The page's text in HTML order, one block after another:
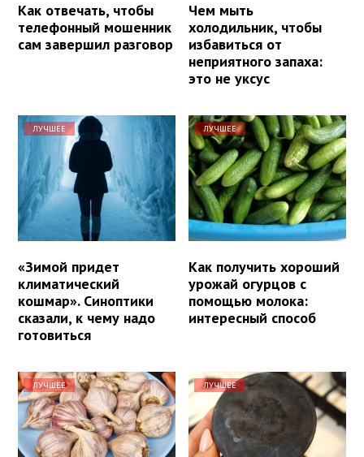
Как отвечать, чтобы
телефонный мошенник
сам завершил разговор
Чем мыть
холодильник, чтобы
избавиться от
неприятного запаха:
это не уксус
ЛУЧШЕЕ
«Зимой придет
климатический
кошмар». Синоптики
сказали, к чему надо
готовиться
ЛУЧШЕЕ
Как получить хороший
урожай огурцов с
помощью молока:
интересный способ
ЛУЧШЕЕ ЛУЧШЕЕ